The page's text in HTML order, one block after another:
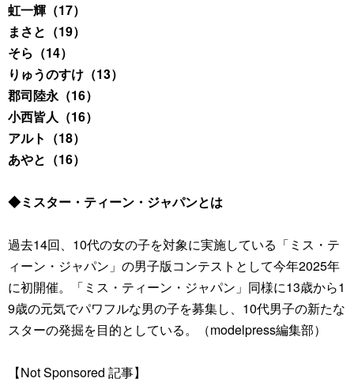
虹一輝（17）
まさと（19）
そら（14）
りゅうのすけ（13）
郡司陸永（16）
小西皆人（16）
アルト（18）
あやと（16）
◆ミスター・ティーン・ジャパンとは
過去14回、10代の女の子を対象に実施している「ミス・テ
ィーン・ジャパン」の男子版コンテストとして今年2025年
に初開催。「ミス・ティーン・ジャパン」同様に13歳から1
9歳の元気でパワフルな男の子を募集し、10代男子の新たな
スターの発掘を目的としている。（modelpress編集部）
【Not Sponsored 記事】